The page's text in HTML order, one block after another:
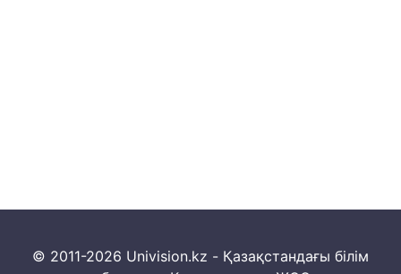
© 2011-2026 Univision.kz - Қазақстандағы білім